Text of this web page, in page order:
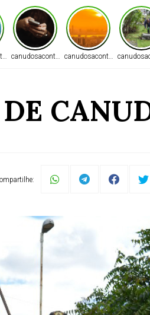
canudosacontece.comcanudosacontece.com